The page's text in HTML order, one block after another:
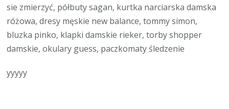
sie zmierzyć, półbuty sagan, kurtka narciarska damska
różowa, dresy męskie new balance, tommy simon,
bluzka pinko, klapki damskie rieker, torby shopper
damskie, okulary guess, paczkomaty śledzenie
yyyyy